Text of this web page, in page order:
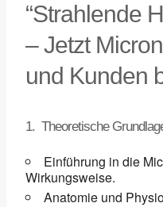
“Strahlende
– Jetzt
und Kunden
1. Theoretische
Einführung in die
Wirkungsweise.
Anatomie und